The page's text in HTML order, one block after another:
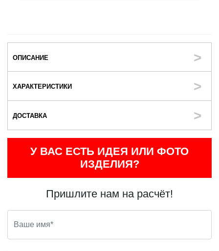
ОПИСАНИЕ
ХАРАКТЕРИСТИКИ
ДОСТАВКА
У ВАС ЕСТЬ ИДЕЯ ИЛИ ФОТО
ИЗДЕЛИЯ?
Пришлите нам на расчёт!